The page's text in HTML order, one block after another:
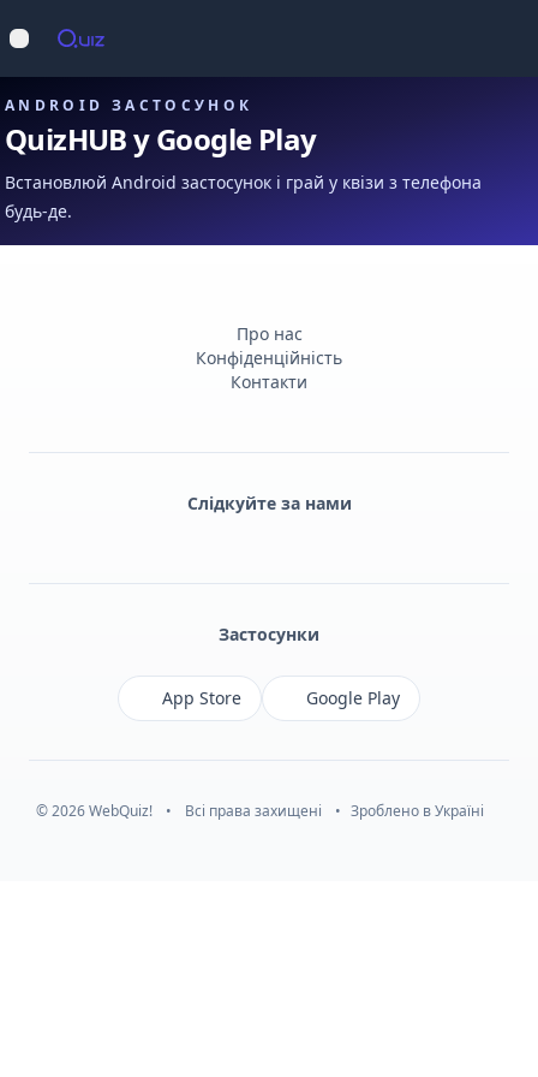
Відкрити меню
ANDROID ЗАСТОСУНОК
QuizHUB у Google Play
Встановлюй Android застосунок і грай у квізи з телефона
будь-де.
Про нас
Конфіденційність
Контакти
Слідкуйте за нами
Застосунки
App Store Google Play
© 2026 WebQuiz! • Всі права захищені • Зроблено в Україні